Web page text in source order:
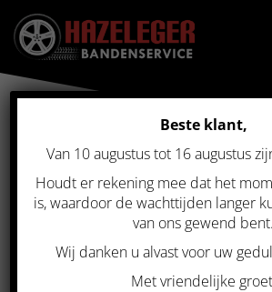
Home>Gebruikte velgen >Gebruikte set winter
GEBRUIKTE SET
DEZENT RE 18 INCH
5×114.3
Beste klant,
Van 10 augustus tot 16 augustus
Houdt er rekening mee dat het
is, waardoor de wachttijden langer
van ons gewend bent.
Wij danken u alvast voor uw
Met vriendelijke